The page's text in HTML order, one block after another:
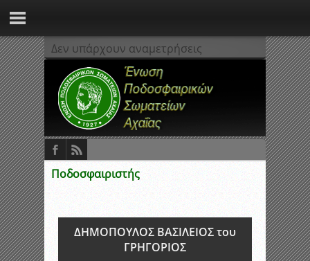
Δεν υπάρχουν αναμετρήσεις
Ποδοσφαιριστής
ΔΗΜΟΠΟΥΛΟΣ ΒΑΣΙΛΕΙΟΣ του
ΓΡΗΓΟΡΙΟΣ